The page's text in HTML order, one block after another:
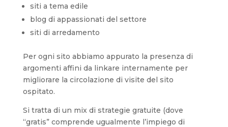
siti a tema edile
blog di appassionati del settore
siti di arredamento
Per ogni sito abbiamo appurato la presenza di
argomenti affini da linkare internamente per
migliorare la circolazione di visite del sito
ospitato.
Si tratta di un mix di strategie gratuite (dove
“gratis” comprende ugualmente l’impiego di